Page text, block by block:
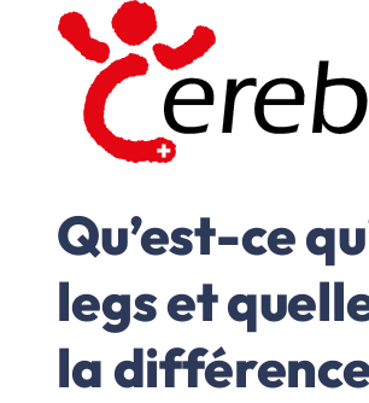
Qu’est-ce
legs et
la